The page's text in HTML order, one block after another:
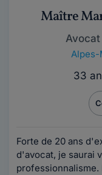
Maître
Alpes-
33
Forte de 20 ans
d'avocat, je saurai